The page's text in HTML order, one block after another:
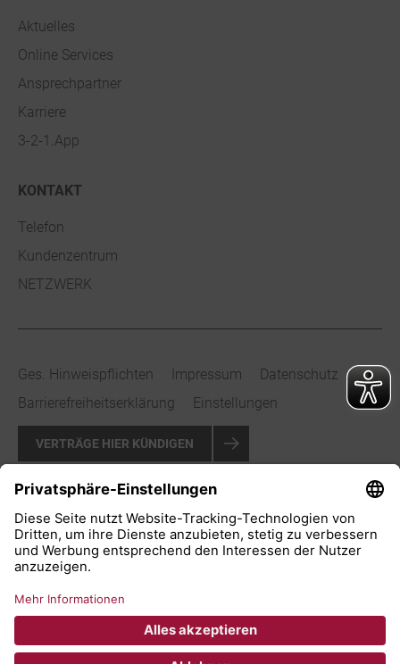
Aktuelles
Online Services
Ansprechpartner
Karriere
3-2-1.App
KONTAKT
Telefon
Kundenzentrum
NETZWERK
Ges. Hinweispflichten Impressum
Datenschutz
Barrierefreiheitserklärung
Einstellungen
VERTRÄGE HIER KÜNDIGEN
VERTRAG WIDERRUFEN
© 2026 Stadtwerke Bad Salzuflen GmbH